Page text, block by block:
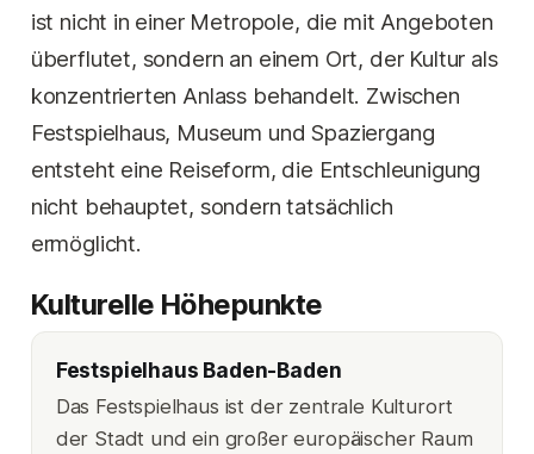
ist nicht in einer Metropole, die mit Angeboten
überflutet, sondern an einem Ort, der Kultur als
konzentrierten Anlass behandelt. Zwischen
Festspielhaus, Museum und Spaziergang
entsteht eine Reiseform, die Entschleunigung
nicht behauptet, sondern tatsächlich
ermöglicht.
Kulturelle Höhepunkte
Festspielhaus Baden-Baden
Das Festspielhaus ist der zentrale Kulturort
der Stadt und ein großer europäischer Raum